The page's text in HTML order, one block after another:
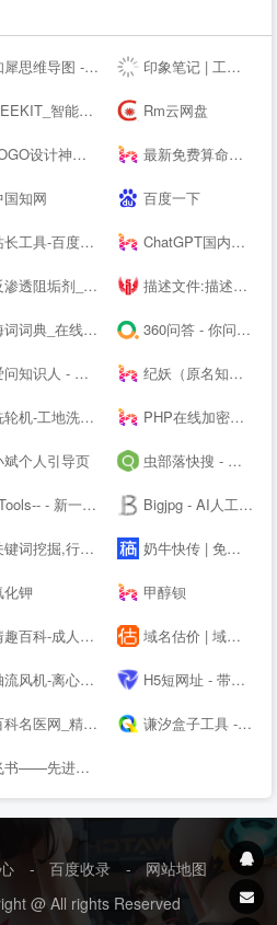
思维导图 - 知犀-- 印象笔记 | 工作必备效率应用
智能语言工具平台,在线辅助翻译,翻译工具,字幕通 Rm云网盘
神器；公司logo在线设计生成器 - 标小智LOGO神器 最新免费算命占卜算卦塔罗牌卜测算-太清阁免费周易测算
国知网 百度一下
具-百度权重查询-网站排名 - 去查网 ChatGPT国内版-OpenAI
剂_杀菌剂_缓蚀剂_除垢剂厂家_广东巴沃夫环保官网 描述文件:描述文件生成,描述文件制作,IOS描述文件,描述文件转APP,免签苹果APP,免费在线描述文件封装,APP专家
_在线词典_在线翻译_海量正版权威词典-- 360问答 - 你问大家答
识人 - 中文互动问答平台 纪妖（原名知妖）
地洗车机-工程洗车机-全自动洗轮生产厂家[鲁企环科] PHP在线加密系统 - 对PHP代码进行安全保护！
斌个人引导页 虫部落快搜 - 搜索快人一步
- 新一代效率工具平台 Bigjpg - AI人工智能图片无损放大 - 使用人工智能深度卷积神经网络(CNN)无损放大图片
,行业词库,智能改写,SEO数据,知乎数据,抖音数据 - 5118营销大数据 奶牛快传 | 免费大文件传输工具，上传下载不限速
化钾 甲醇钡
科-成人用品选购指南-两--技巧大全 域名估价 | 域名投资分析工具，域名评估用查询者CXZ.com
离心风机-鼓风机-散热风扇-罩极电机,厂家直销-首肯电子 H5短网址 - 带统计的免费短链接生成工具
医网_精准医学科普知识平台 谦汐盒子工具 - 免费在线网页工具箱，站长必备工具
与管理平台，一站式无缝办公协作，团队上下对齐目标，全面激活组织和个人。先进团队，先用飞书。
- 百度收录 -
网站地图
@ All rights Reserved